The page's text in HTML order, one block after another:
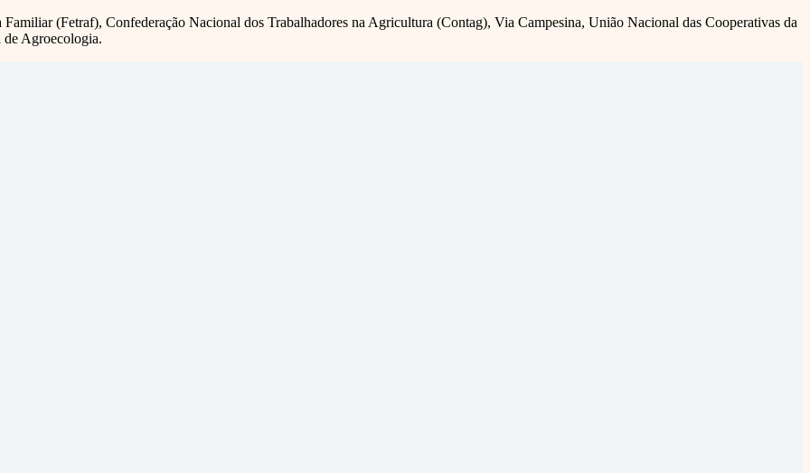
(Fetraf), Confederação Nacional dos Trabalhadores na Agricultura (Contag), Via Campesina, União Nacional das Cooperativas da
Agroecologia.